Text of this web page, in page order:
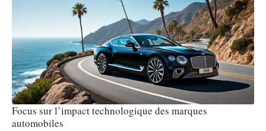
Focus sur l’impact technologique des marques
automobiles